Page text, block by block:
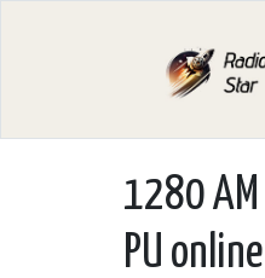
1280 AM
PU